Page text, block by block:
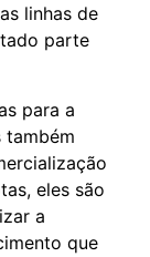
linhas de
parte
para a
também
eles são
a
que